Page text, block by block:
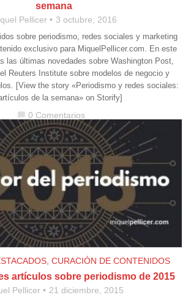
semana
Pellicer 3 octubre, 2016
sobre periodismo, redes sociales y marketing
exclusivo para MiquelPellicer.com. En este
las últimas novedades sobre Washington Post,
Reuters Institute sobre modelos de negocio y
[View the story «Periodismo y redes sociales:
de la semana» on Storify]
chat_bubble 0 Comentarios
, CURACIÓN DE CONTENIDOS
artículos sobre periodismo de 2015
Pellicer 21 diciembre, 2015